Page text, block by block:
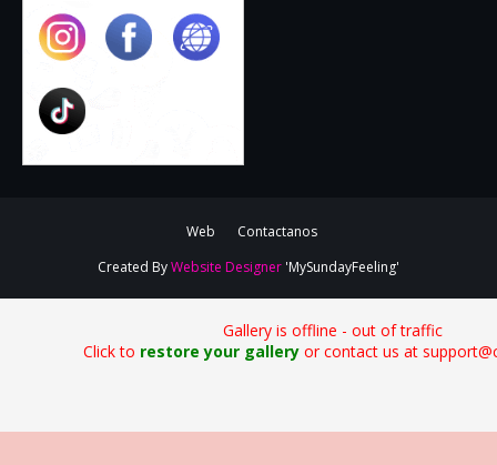
Web
Contactanos
Created ByWebsite Designer 'MySundayFeeling'
Gallery is offline - out of traffic
Click to restore your galleryor contact us at